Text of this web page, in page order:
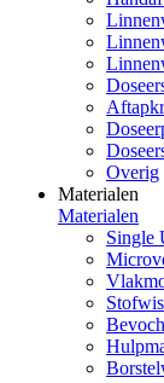
Overig
Materialen
Materialen
Single